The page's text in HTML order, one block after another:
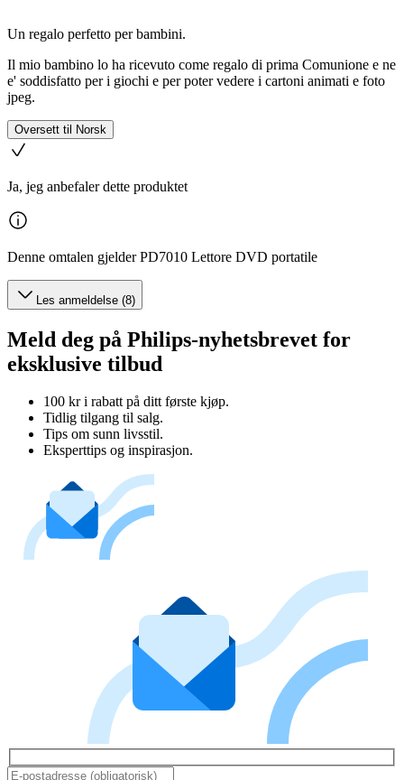
Un regalo perfetto per bambini.
Il mio bambino lo ha ricevuto come regalo di prima Comunione e ne
e' soddisfatto per i giochi e per poter vedere i cartoni animati e foto
jpeg.
Oversett til Norsk
Ja, jeg anbefaler dette produktet
Denne omtalen gjelder PD7010 Lettore DVD portatile
Les anmeldelse (8)
Meld deg på Philips-nyhetsbrevet for
eksklusive tilbud
100 kr i rabatt på ditt første kjøp.
Tidlig tilgang til salg.
Tips om sunn livsstil.
Eksperttips og inspirasjon.